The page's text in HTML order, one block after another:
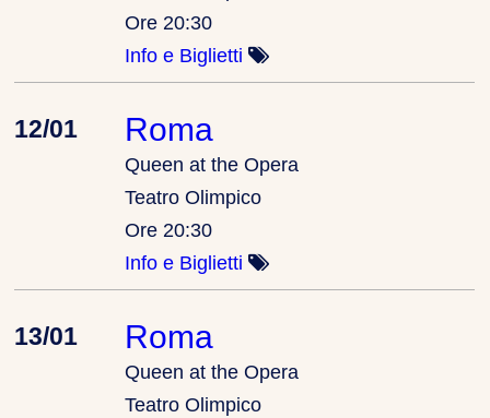
Ore 20:30
Info e Biglietti
12/01 Roma
Queen at the Opera
Teatro Olimpico
Ore 20:30
Info e Biglietti
13/01 Roma
Queen at the Opera
Teatro Olimpico